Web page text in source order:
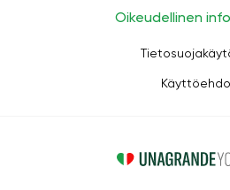
Oikeudellinen